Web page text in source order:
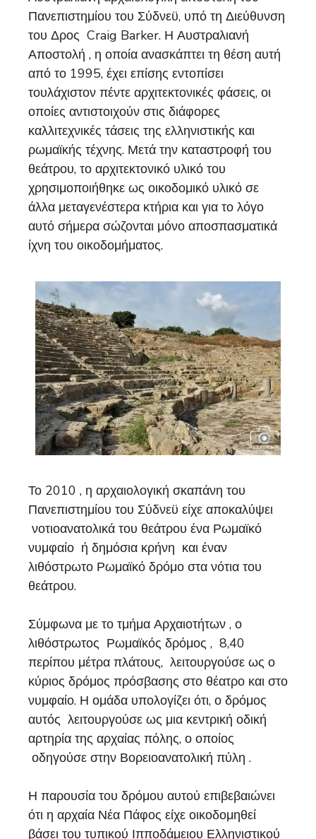
Πανεπιστημίου του Σύδνεϋ, υπό τη Διεύθυνση
του Δρος Craig Barker. Η Αυστραλιανή
Αποστολή , η οποία ανασκάπτει τη θέση αυτή
από το 1995, έχει επίσης εντοπίσει
τουλάχιστον πέντε αρχιτεκτονικές φάσεις, οι
οποίες αντιστοιχούν στις διάφορες
καλλιτεχνικές τάσεις της ελληνιστικής και
ρωμαϊκής τέχνης. Μετά την καταστροφή του
θεάτρου, το αρχιτεκτονικό υλικό του
χρησιμοποιήθηκε ως οικοδομικό υλικό σε
άλλα μεταγενέστερα κτήρια και για το λόγο
αυτό σήμερα σώζονται μόνο αποσπασματικά
ίχνη του οικοδομήματος.
Το 2010 , η αρχαιολογική σκαπάνη του
Πανεπιστημίου του Σύδνεϋ είχε αποκαλύψει
νοτιοανατολικά του θεάτρου ένα Ρωμαϊκό
νυμφαίο ή δημόσια κρήνη και έναν
λιθόστρωτο Ρωμαϊκό δρόμο στα νότια του
θεάτρου.
Σύμφωνα με το τμήμα Αρχαιοτήτων , ο
λιθόστρωτος Ρωμαϊκός δρόμος , 8,40
περίπου μέτρα πλάτους, λειτουργούσε ως ο
κύριος δρόμος πρόσβασης στο θέατρο και στο
νυμφαίο. Η ομάδα υπολογίζει ότι, ο δρόμος
αυτός λειτουργούσε ως μια κεντρική οδική
αρτηρία της αρχαίας πόλης, ο οποίος
οδηγούσε στην Βορειοανατολική πύλη .
Η παρουσία του δρόμου αυτού επιβεβαιώνει
ότι η αρχαία Νέα Πάφος είχε οικοδομηθεί
βάσει του τυπικού Ιπποδάμειου Ελληνιστικού